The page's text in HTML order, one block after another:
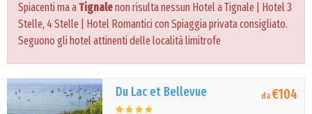
Spiacenti ma aTignalenon risulta nessun Hotel a Tignale | Hotel 3
Stelle, 4 Stelle | Hotel Romantici con Spiaggia privata consigliato.
Seguono gli hotel attinenti delle località limitrofe
Du Lac et Bellevue da€104